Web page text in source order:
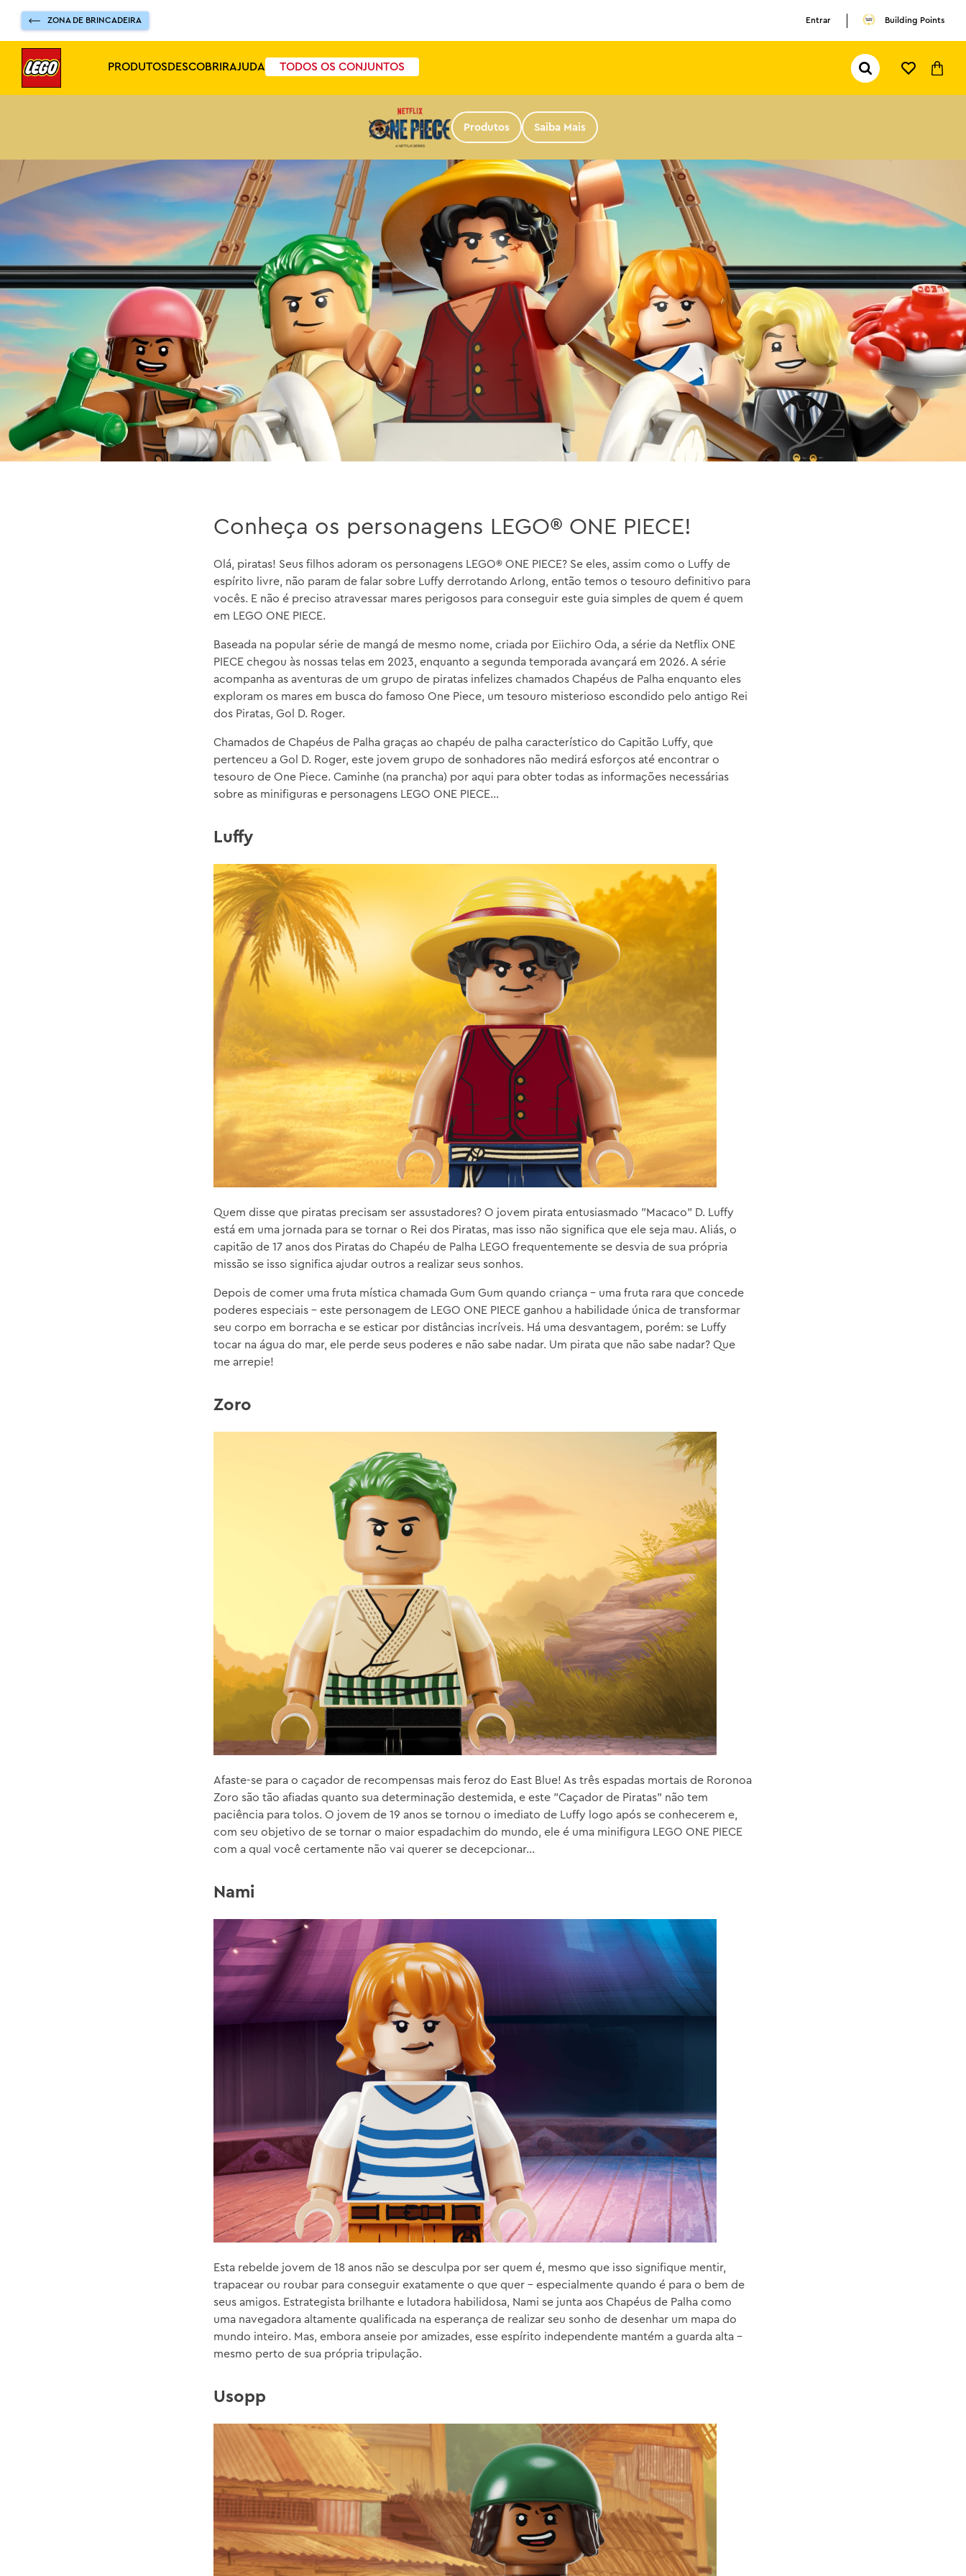
ZONA DE BRINCADEIRA Entrar Building Points
PRODUTOSDESCOBRIRAJUDA TODOS OS CONJUNTOS
Pesquisar...
Produtos Saiba Mais
Conheça os personagens LEGO® ONE PIECE!
Olá, piratas! Seus filhos adoram os personagens LEGO® ONE PIECE? Se eles, assim como o Luffy de
espírito livre, não param de falar sobre Luffy derrotando Arlong, então temos o tesouro definitivo para
vocês. E não é preciso atravessar mares perigosos para conseguir este guia simples de quem é quem
em LEGO ONE PIECE.
Baseada na popular série de mangá de mesmo nome, criada por Eiichiro Oda, a série da Netflix ONE
PIECE chegou às nossas telas em 2023, enquanto a segunda temporada avançará em 2026. A série
acompanha as aventuras de um grupo de piratas infelizes chamados Chapéus de Palha enquanto eles
exploram os mares em busca do famoso One Piece, um tesouro misterioso escondido pelo antigo Rei
dos Piratas, Gol D. Roger.
Chamados de Chapéus de Palha graças ao chapéu de palha característico do Capitão Luffy, que
pertenceu a Gol D. Roger, este jovem grupo de sonhadores não medirá esforços até encontrar o
tesouro de One Piece. Caminhe (na prancha) por aqui para obter todas as informações necessárias
sobre as minifiguras e personagens LEGO ONE PIECE…
Luffy
Quem disse que piratas precisam ser assustadores? O jovem pirata entusiasmado "Macaco" D. Luffy
está em uma jornada para se tornar o Rei dos Piratas, mas isso não significa que ele seja mau. Aliás, o
capitão de 17 anos dos Piratas do Chapéu de Palha LEGO frequentemente se desvia de sua própria
missão se isso significa ajudar outros a realizar seus sonhos.
Depois de comer uma fruta mística chamada Gum Gum quando criança – uma fruta rara que concede
poderes especiais – este personagem de LEGO ONE PIECE ganhou a habilidade única de transformar
seu corpo em borracha e se esticar por distâncias incríveis. Há uma desvantagem, porém: se Luffy
tocar na água do mar, ele perde seus poderes e não sabe nadar. Um pirata que não sabe nadar? Que
me arrepie!
Zoro
Afaste-se para o caçador de recompensas mais feroz do East Blue! As três espadas mortais de Roronoa
Zoro são tão afiadas quanto sua determinação destemida, e este "Caçador de Piratas" não tem
paciência para tolos. O jovem de 19 anos se tornou o imediato de Luffy logo após se conhecerem e,
com seu objetivo de se tornar o maior espadachim do mundo, ele é uma minifigura LEGO ONE PIECE
com a qual você certamente não vai querer se decepcionar...
Nami
Esta rebelde jovem de 18 anos não se desculpa por ser quem é, mesmo que isso signifique mentir,
trapacear ou roubar para conseguir exatamente o que quer – especialmente quando é para o bem de
seus amigos. Estrategista brilhante e lutadora habilidosa, Nami se junta aos Chapéus de Palha como
uma navegadora altamente qualificada na esperança de realizar seu sonho de desenhar um mapa do
mundo inteiro. Mas, embora anseie por amizades, esse espírito independente mantém a guarda alta –
mesmo perto de sua própria tripulação.
Usopp
TERMOS MAIS BUSCADOS
3 º ferrari